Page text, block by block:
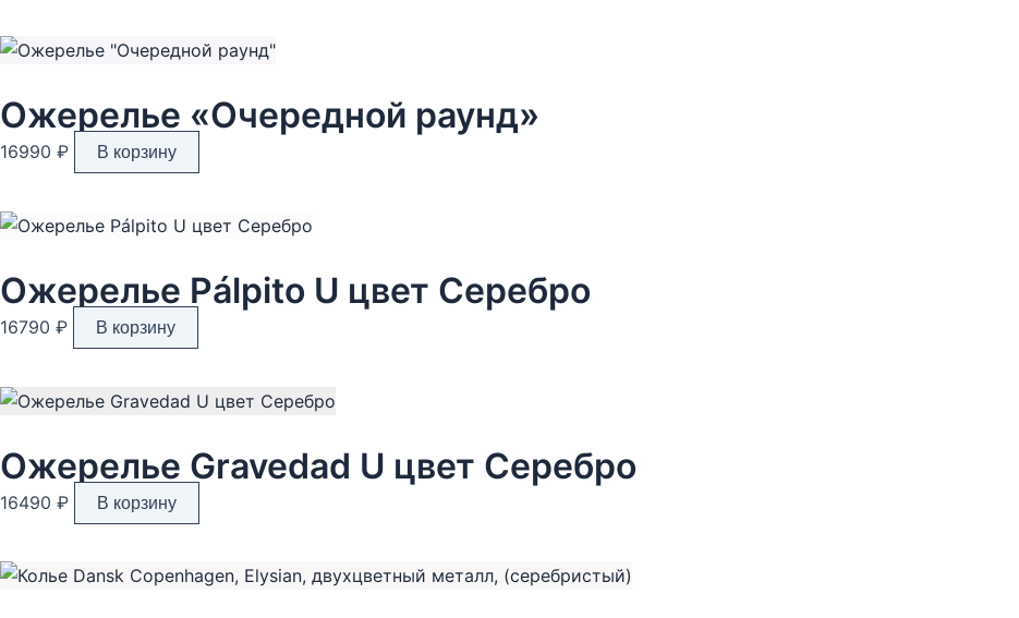
Ожерелье «Очередной раунд»
16990 ₽ В корзину
Ожерелье Pálpito U цвет Серебро
16790 ₽ В корзину
Ожерелье Gravedad U цвет Серебро
16490 ₽ В корзину